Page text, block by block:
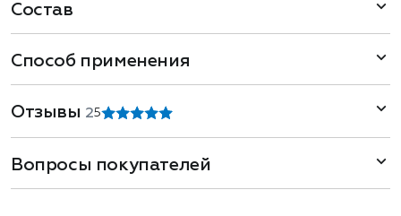
Состав
Способ применения
Отзывы 25
Вопросы покупателей